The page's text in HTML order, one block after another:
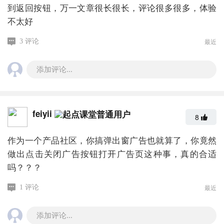
到返回按钮，万一文章很长很长，评论很多很多，体验
不太好
3 评论 最近
添加评论...
feiyii 8
作为一个产品社区，你搞弹出窗广告也就算了，你竟然
做出点击关闭广告按钮打开广告页这种事，真的合适
吗？？？
1 评论 最近
添加评论...